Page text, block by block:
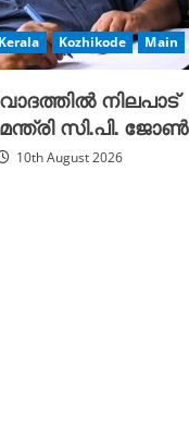
Kerala Kozhikode Main
നിലപാട്
സി.പി. ജോൺ
10th August 2026